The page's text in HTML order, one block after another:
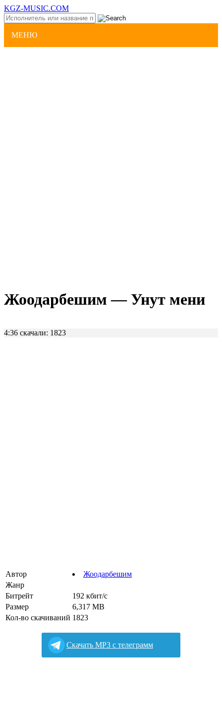
KGZ-MUSIC.COM
МЕНЮ
Жоодарбешим — Унут мени
4:36 скачали: 1823
Автор
Жоодарбешим
Жанр
Битрейт
192 кбит/с
Размер
6,317 MB
Кол-во скачиваний 1823
Cкачать MP3 с телеграмм